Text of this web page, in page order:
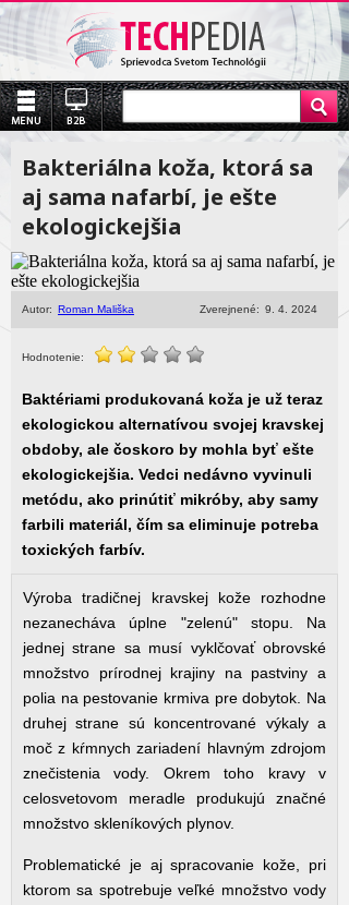
Bakteriálna koža, ktorá sa
aj sama nafarbí, je ešte
ekologickejšia
Autor: Roman Mališka Zverejnené: 9. 4. 2024
Hodnotenie:
Baktériami produkovaná koža je už teraz
ekologickou alternatívou svojej kravskej
obdoby, ale čoskoro by mohla byť ešte
ekologickejšia. Vedci nedávno vyvinuli
metódu, ako prinútiť mikróby, aby samy
farbili materiál, čím sa eliminuje potreba
toxických farbív.
Výroba tradičnej kravskej kože rozhodne
nezanecháva úplne "zelenú" stopu. Na
jednej strane sa musí vyklčovať obrovské
množstvo prírodnej krajiny na pastviny a
polia na pestovanie krmiva pre dobytok. Na
druhej strane sú koncentrované výkaly a
moč z kŕmnych zariadení hlavným zdrojom
znečistenia vody. Okrem toho kravy v
celosvetovom meradle produkujú značné
množstvo skleníkových plynov.
Problematické je aj spracovanie kože, pri
ktorom sa spotrebuje veľké množstvo vody